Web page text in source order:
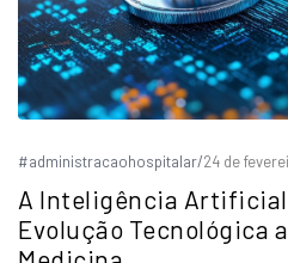
#administracaohospitalar/24 de
A Inteligência Artificial
Evolução Tecnológica